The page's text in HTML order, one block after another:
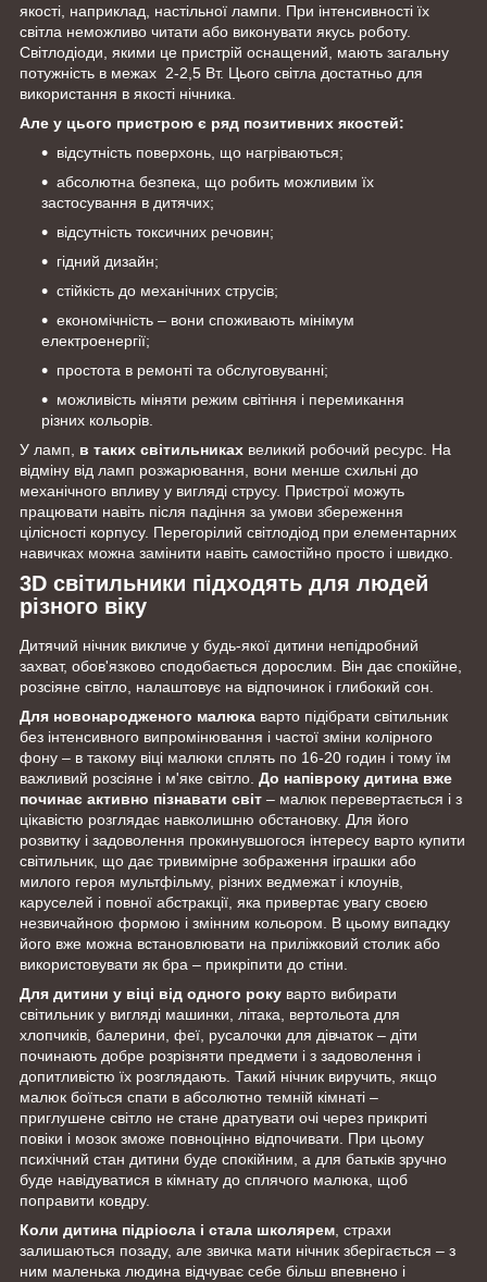
якості, наприклад, настільної лампи. При інтенсивності їх
світла неможливо читати або виконувати якусь роботу.
Світлодіоди, якими це пристрій оснащений, мають загальну
потужність в межах 2-2,5 Вт. Цього світла достатньо для
використання в якості нічника.
Але у цього пристрою є ряд позитивних якостей:
відсутність поверхонь, що нагріваються;
абсолютна безпека, що робить можливим їх
застосування в дитячих;
відсутність токсичних речовин;
гідний дизайн;
стійкість до механічних струсів;
економічність – вони споживають мінімум
електроенергії;
простота в ремонті та обслуговуванні;
можливість міняти режим світіння і перемикання
різних кольорів.
У ламп, в таких світильниках великий робочий ресурс. На
відміну від ламп розжарювання, вони менше схильні до
механічного впливу у вигляді струсу. Пристрої можуть
працювати навіть після падіння за умови збереження
цілісності корпусу. Перегорілий світлодіод при елементарних
навичках можна замінити навіть самостійно просто і швидко.
3D світильники підходять для людей
різного віку
Дитячий нічник викличе у будь-якої дитини непідробний
захват, обов'язково сподобається дорослим. Він дає спокійне,
розсіяне світло, налаштовує на відпочинок і глибокий сон.
Для новонародженого малюка варто підібрати світильник
без інтенсивного випромінювання і частої зміни колірного
фону – в такому віці малюки сплять по 16-20 годин і тому їм
важливий розсіяне і м'яке світло. До напівроку дитина вже
починає активно пізнавати світ – малюк перевертається і з
цікавістю розглядає навколишню обстановку. Для його
розвитку і задоволення прокинувшогося інтересу варто купити
світильник, що дає тривимірне зображення іграшки або
милого героя мультфільму, різних ведмежат і клоунів,
каруселей і повної абстракції, яка привертає увагу своєю
незвичайною формою і змінним кольором. В цьому випадку
його вже можна встановлювати на приліжковий столик або
використовувати як бра – прикріпити до стіни.
Для дитини у віці від одного року варто вибирати
світильник у вигляді машинки, літака, вертольота для
хлопчиків, балерини, феї, русалочки для дівчаток – діти
починають добре розрізняти предмети і з задоволення і
допитливістю їх розглядають. Такий нічник виручить, якщо
малюк боїться спати в абсолютно темній кімнаті –
приглушене світло не стане дратувати очі через прикриті
повіки і мозок зможе повноцінно відпочивати. При цьому
психічний стан дитини буде спокійним, а для батьків зручно
буде навідуватися в кімнату до сплячого малюка, щоб
поправити ковдру.
Коли дитина підріосла і стала школярем , страхи
залишаються позаду, але звичка мати нічник зберігається – з
ним маленька людина відчуває себе більш впевнено і